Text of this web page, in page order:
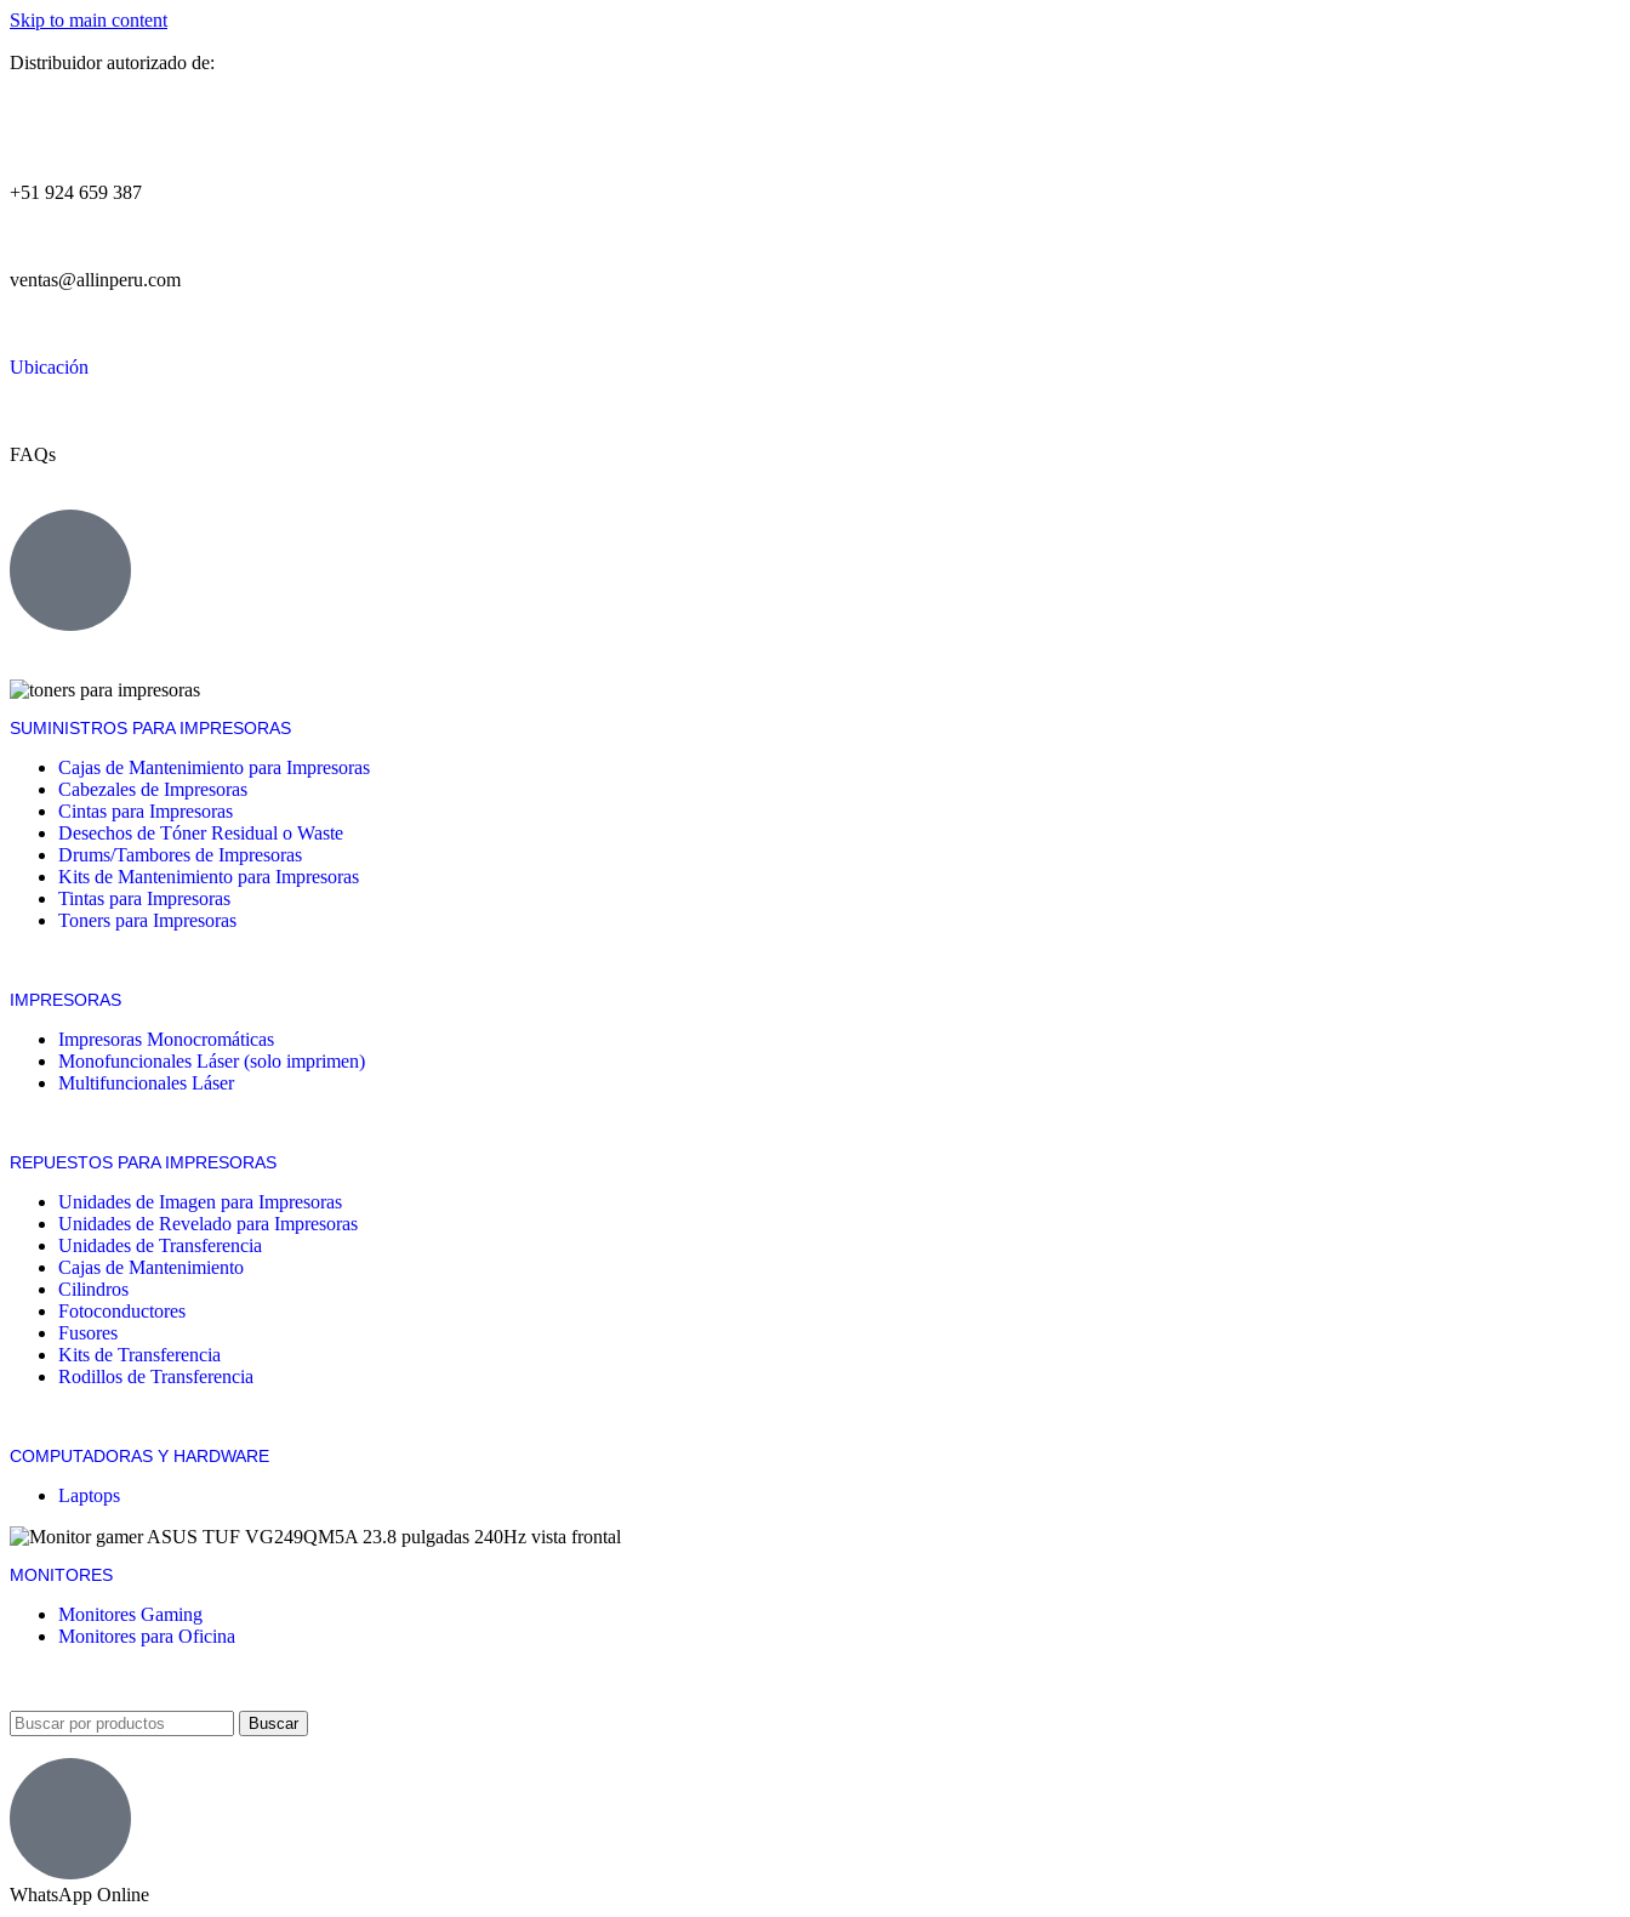
Skip to main content
Distribuidor autorizado de:
+51 924 659 387
ventas@allinperu.com
Ubicación
FAQs
SUMINISTROS PARA IMPRESORAS
Cajas de Mantenimiento para Impresoras
Cabezales de Impresoras
Cintas para Impresoras
Desechos de Tóner Residual o Waste
Drums/Tambores de Impresoras
Kits de Mantenimiento para Impresoras
Tintas para Impresoras
Toners para Impresoras
IMPRESORAS
Impresoras Monocromáticas
Monofuncionales Láser (solo imprimen)
Multifuncionales Láser
REPUESTOS PARA IMPRESORAS
Unidades de Imagen para Impresoras
Unidades de Revelado para Impresoras
Unidades de Transferencia
Cajas de Mantenimiento
Cilindros
Fotoconductores
Fusores
Kits de Transferencia
Rodillos de Transferencia
COMPUTADORAS Y HARDWARE
Laptops
MONITORES
Monitores Gaming
Monitores para Oficina
Buscar
WhatsApp Online